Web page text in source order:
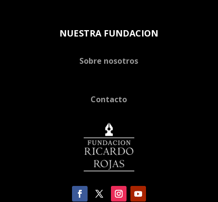
NUESTRA FUNDACION
Sobre nosotros
Contacto